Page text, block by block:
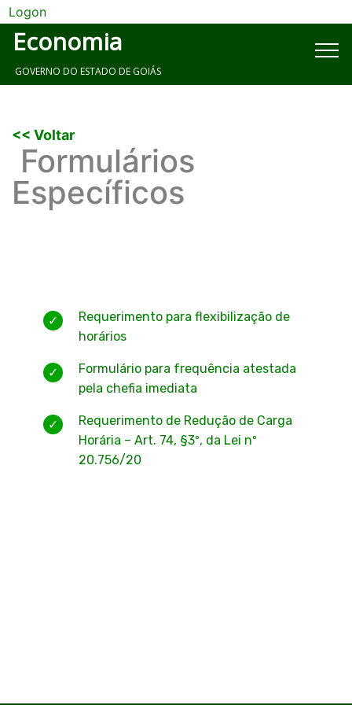
Logon
Economia
GOVERNO DO ESTADO DE GOIÁS
<< Voltar
Formulários
Específicos
Requerimento para flexibilização de
horários
Formulário para frequência atestada
pela chefia imediata
Requerimento de Redução de Carga
Horária – Art. 74, §3º, da Lei nº
20.756/20